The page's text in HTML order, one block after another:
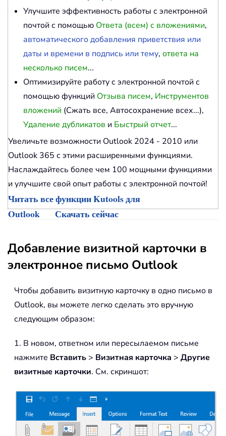
Улучшите эффективность работы с электронной
почтой с помощью Ответа (всем) с вложениями,
автоматического добавления приветствия или
даты и времени в подпись или тему, ответа на
несколько писем...
Оптимизируйте работу с электронной почтой с
помощью функций Отзыва писем, Инструментов
вложений (Сжать все, Автосохранение всех...),
Удаление дубликатов и Быстрый отчет...
Увеличьте возможности Outlook 2024 - 2010 или
Outlook 365 с этими расширенными функциями.
Наслаждайтесь более чем 100 мощными функциями
и улучшите свой опыт работы с электронной почтой!
Читать все функции Kutools для
Outlook
Скачать сейчас
Добавление визитной карточки в
электронное письмо Outlook
Чтобы добавить визитную карточку в одно письмо в
Outlook, вы можете легко сделать это вручную
следующим образом:
1. В новом, ответном или пересылаемом письме
нажмите Вставить > Визитная карточка > Другие
визитные карточки. См. скриншот: